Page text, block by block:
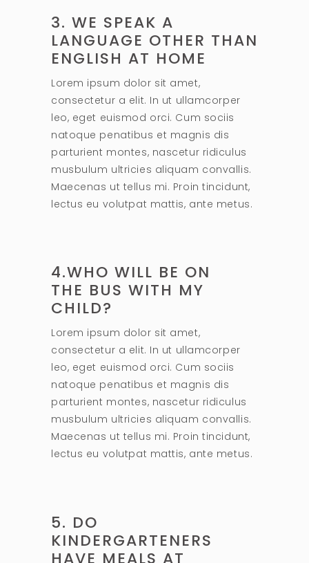
3. WE SPEAK A
LANGUAGE OTHER THAN
ENGLISH AT HOME
Lorem ipsum dolor sit amet,
consectetur a elit. In ut ullamcorper
leo, eget euismod orci. Cum sociis
natoque penatibus et magnis dis
parturient montes, nascetur ridiculus
musbulum ultricies aliquam convallis.
Maecenas ut tellus mi. Proin tincidunt,
lectus eu volutpat mattis, ante metus.
4.WHO WILL BE ON
THE BUS WITH MY
CHILD?
Lorem ipsum dolor sit amet,
consectetur a elit. In ut ullamcorper
leo, eget euismod orci. Cum sociis
natoque penatibus et magnis dis
parturient montes, nascetur ridiculus
musbulum ultricies aliquam convallis.
Maecenas ut tellus mi. Proin tincidunt,
lectus eu volutpat mattis, ante metus.
5. DO
KINDERGARTENERS
HAVE MEALS AT